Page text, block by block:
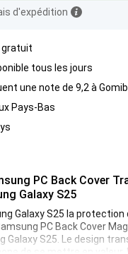
d'expédition
gratuit
tous les jours
une note de 9,2 à
Pays-Bas
PC Back Cover
Galaxy S25
Galaxy S25 la protection
PC Back Cover
Galaxy S25. Le design